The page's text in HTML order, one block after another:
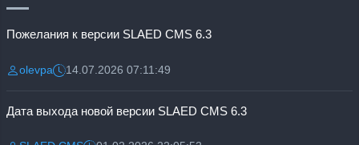
Пожелания к версии SLAED CMS 6.3
Разместил:
olevpaДата:14.07.2026 07:11:49
Дата выхода новой версии SLAED CMS 6.3